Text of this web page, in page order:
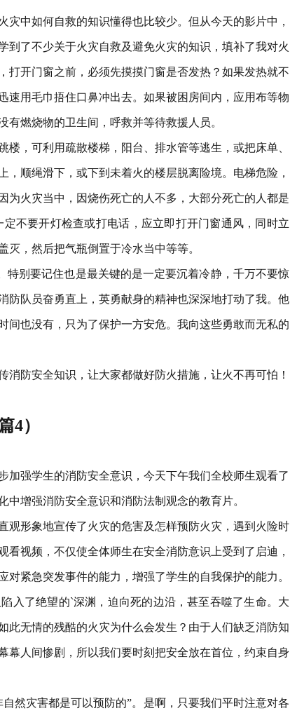
中如何自救的知识懂得也比较少。但从今天的影片中，
了不少关于火灾自救及避免火灾的知识，填补了我对火
打开门窗之前，必须先摸摸门窗是否发热？如果发热就不
速用毛巾捂住口鼻冲出去。如果被困房间内，应用布等物
燃烧物的卫生间，呼救并等待救援人员。
，可利用疏散楼梯，阳台、排水管等逃生，或把床单、
顺绳滑下，或下到未着火的楼层脱离险境。电梯危险，
为火灾当中，因烧伤死亡的人不多，大部分死亡的人都是
不要开灯检查或打电话，应立即打开门窗通风，同时立
，然后把气瓶倒置于冷水当中等等。
特别要记住也是最关键的是一定要沉着冷静，千万不要惊
防队员奋勇直上，英勇献身的精神也深深地打动了我。他
间也没有，只为了保护一方安危。我向这些勇敢而无私的
防安全知识，让大家都做好防火措施，让火不再可怕！
4）
强学生的消防安全意识，今天下午我们全校师生观看了
增强消防安全意识和消防法制观念的教育片。
观形象地宣传了火灾的危害及怎样预防火灾，遇到火险时
视频，不仅使全体师生在安全消防意识上受到了启迪，
紧急突发事件的能力，增强了学生的自我保护的能力。
入了绝望的`深渊，迫向死的边沿，甚至吞噬了生命。大
此无情的残酷的火灾为什么会发生？由于人们缺乏消防知
幕人间惨剧，所以我们要时刻把安全放在首位，约束自身
然灾害都是可以预防的”。是啊，只要我们平时注意对各